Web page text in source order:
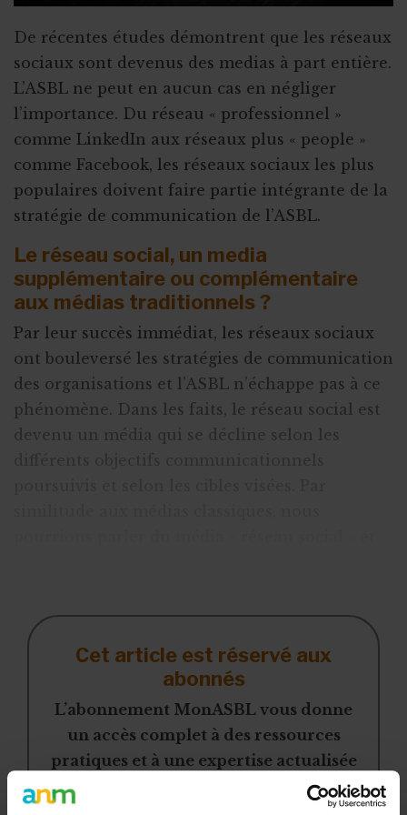
De récentes études démontrent que les réseaux
sociaux sont devenus des medias à part entière.
L’ASBL ne peut en aucun cas en négliger
l’importance. Du réseau « professionnel »
comme LinkedIn aux réseaux plus « people »
comme Facebook, les réseaux sociaux les plus
populaires doivent faire partie intégrante de la
stratégie de communication de l’ASBL.
Le réseau social, un media
supplémentaire ou complémentaire
aux médias traditionnels ?
Par leur succès immédiat, les réseaux sociaux
ont bouleversé les stratégies de communication
des organisations et l’ASBL n’échappe pas à ce
phénomène. Dans les faits, le réseau social est
devenu un média qui se décline selon les
Cet article est réservé aux
abonnés
L’abonnement MonASBL vous donne
un accès complet à des ressources
pratiques et à une expertise actualisée
pour gérer efficacement votre ASBL.